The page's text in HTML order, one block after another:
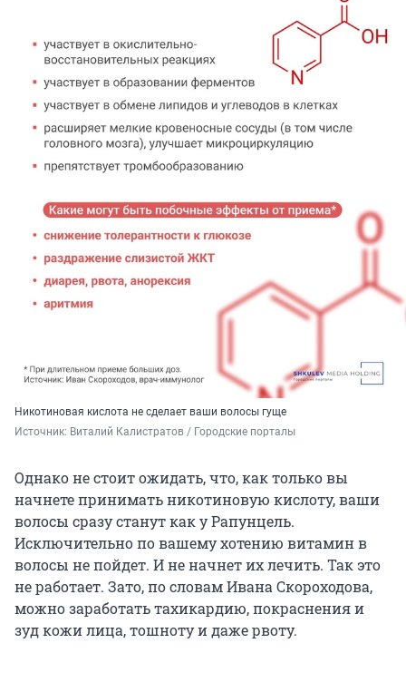
Никотиновая кислота не сделает ваши волосы гуще
Источник: Виталий Калистратов / Городские порталы
Однако не стоит ожидать, что, как только вы
начнете принимать никотиновую кислоту, ваши
волосы сразу станут как у Рапунцель.
Исключительно по вашему хотению витамин в
волосы не пойдет. И не начнет их лечить. Так это
не работает. Зато, по словам Ивана Скороходова,
можно заработать тахикардию, покраснения и
зуд кожи лица, тошноту и даже рвоту.